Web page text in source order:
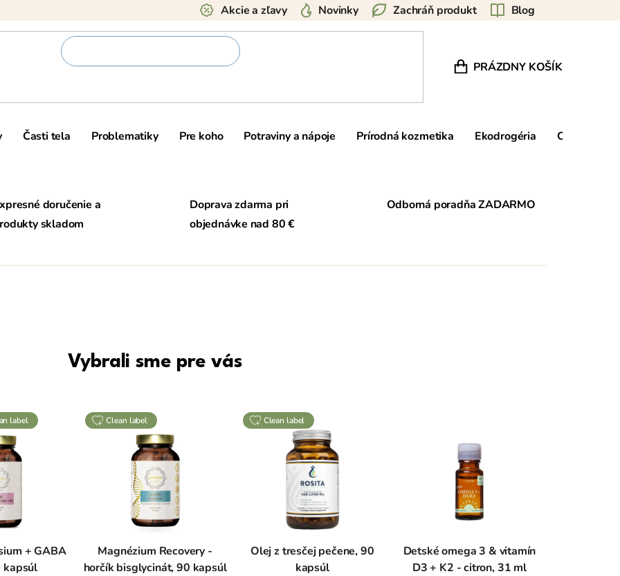
Blog
Zachráň produkt
Novinky
Akcie a zľavy
NÁKUPNÝ KOŠÍK
PRÁZDNY KOŠÍK
Časti tela Problematiky Pre koho Potraviny a nápoje Prírodná kozmetika Ekodrogéria Ostatné
doručenie a
skladom
Doprava zdarma pri
objednávke nad 80 €
Odborná poradňa ZADARMO
Vybrali sme pre vás
label
+ GABA
kapsúl
clean label
Magnézium Recovery -
horčík bisglycinát, 90 kapsúl
clean label
Olej z tresčej pečene, 90
kapsúl
Detské omega 3 & vitamín
D3 + K2 - citron, 31 ml